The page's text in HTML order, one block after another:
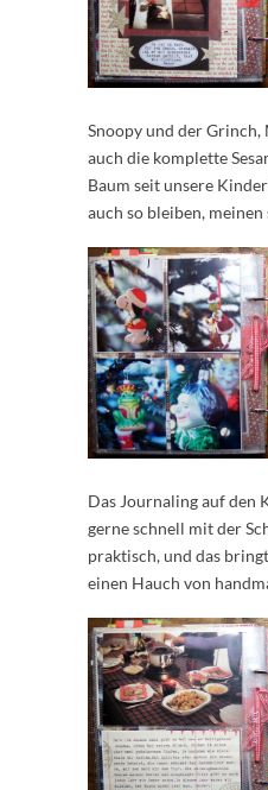
Snoopy und der
auch die komplette
Baum seit unsere
auch so bleiben, meinen
Das Journaling auf den
gerne schnell mit der
praktisch, und das
einen Hauch von